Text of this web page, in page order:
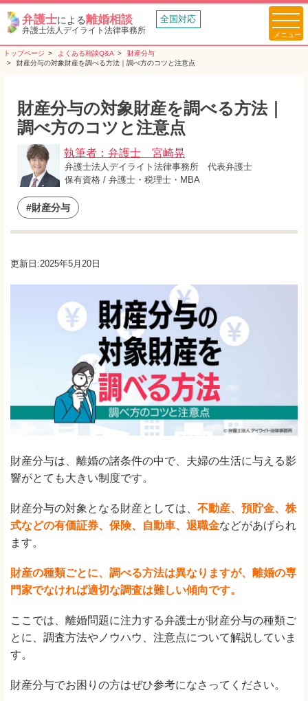
弁護士による離婚相談
弁護士法人デイライト法律事務所
全国対応
トップページ よくある相談Q&A
財産分与
財産分与の対象財産を調べる方法｜調べ方のコツと注意点
財産分与の対象財産を調べる方法｜
調べ方のコツと注意点
執筆者：弁護士 宮崎晃
弁護士法人デイライト法律事務所 代表弁護士
保有資格 / 弁護士・税理士・MBA
#財産分与
更新日:2025年5月20日
財産分与は、離婚の諸条件の中で、夫婦の生活に与える影
響がとても大きい制度です。
財産分与の対象となる財産としては、 不動産、預貯金、株
式などの有価証券、保険、自動車、退職金などがあげられ
ます。
財産の種類ごとに、調べる方法は異なりますが、離婚の専
門家でなければ適切な調査は難しい傾向です。
ここでは、離婚問題に注力する弁護士が財産分与の種類ご
とに、調査方法やノウハウ、注意点について解説していま
す。
財産分与でお困りの方はぜひ参考になさってください。